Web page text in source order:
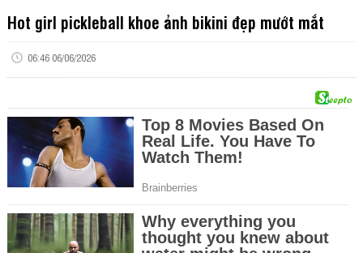
Hot girl pickleball khoe ảnh bikini đẹp mướt mắt
06:46 06/06/2026